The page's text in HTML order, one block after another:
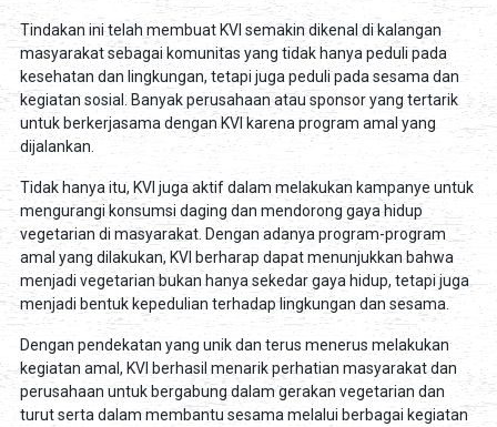
Tindakan ini telah membuat KVI semakin dikenal di kalangan
masyarakat sebagai komunitas yang tidak hanya peduli pada
kesehatan dan lingkungan, tetapi juga peduli pada sesama dan
kegiatan sosial. Banyak perusahaan atau sponsor yang tertarik
untuk berkerjasama dengan KVI karena program amal yang
dijalankan.
Tidak hanya itu, KVI juga aktif dalam melakukan kampanye untuk
mengurangi konsumsi daging dan mendorong gaya hidup
vegetarian di masyarakat. Dengan adanya program-program
amal yang dilakukan, KVI berharap dapat menunjukkan bahwa
menjadi vegetarian bukan hanya sekedar gaya hidup, tetapi juga
menjadi bentuk kepedulian terhadap lingkungan dan sesama.
Dengan pendekatan yang unik dan terus menerus melakukan
kegiatan amal, KVI berhasil menarik perhatian masyarakat dan
perusahaan untuk bergabung dalam gerakan vegetarian dan
turut serta dalam membantu sesama melalui berbagai kegiatan